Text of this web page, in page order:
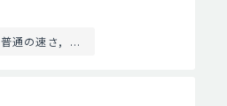
普通の速さ ...